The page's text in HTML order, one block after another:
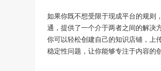
如果你既不想受限于现成平台的规则
通，提供了一个介于两者之间的解决
你可以轻松创建自己的知识店铺，上
稳定性问题，让你能够专注于内容的